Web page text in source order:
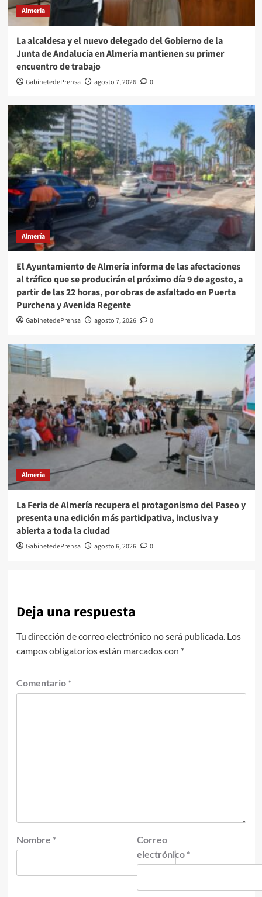
Almería
La alcaldesa y el nuevo delegado del Gobierno de la
Junta de Andalucía en Almería mantienen su primer
encuentro de trabajo
GabinetedePrensa agosto 7, 2026 0
Almería
El Ayuntamiento de Almería informa de las afectaciones
al tráfico que se producirán el próximo día 9 de agosto, a
partir de las 22 horas, por obras de asfaltado en Puerta
Purchena y Avenida Regente
GabinetedePrensa agosto 7, 2026 0
Almería
La Feria de Almería recupera el protagonismo del Paseo y
presenta una edición más participativa, inclusiva y
abierta a toda la ciudad
GabinetedePrensa agosto 6, 2026 0
Deja una respuesta
Tu dirección de correo electrónico no será publicada. Los
campos obligatorios están marcados con *
Comentario *
Nombre *
Correo
electrónico *